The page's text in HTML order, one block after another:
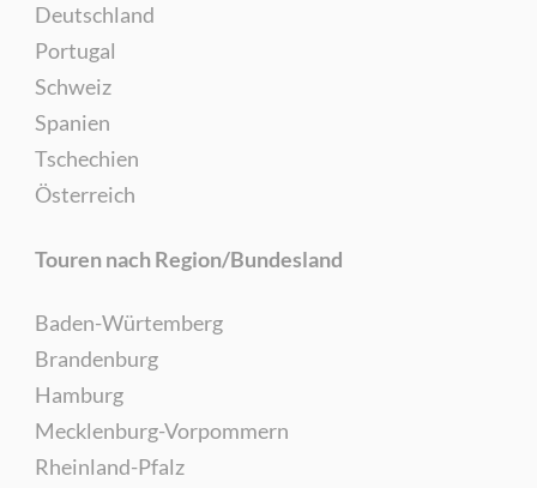
Deutschland
Portugal
Schweiz
Spanien
Tschechien
Österreich
Touren nach Region/Bundesland
Baden-Würtemberg
Brandenburg
Hamburg
Mecklenburg-Vorpommern
Rheinland-Pfalz